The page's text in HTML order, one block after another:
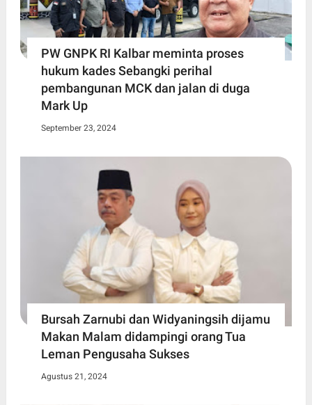
PW GNPK RI Kalbar meminta proses
hukum kades Sebangki perihal
pembangunan MCK dan jalan di duga
Mark Up
September 23, 2024
Bursah Zarnubi dan Widyaningsih dijamu
Makan Malam didampingi orang Tua
Leman Pengusaha Sukses
Agustus 21, 2024